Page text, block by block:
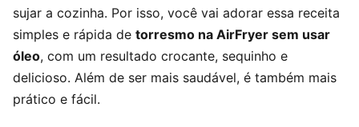
sujar a cozinha. Por isso, você vai adorar essa receita
simples e rápida de torresmo na AirFryer sem usar
óleo, com um resultado crocante, sequinho e
delicioso. Além de ser mais saudável, é também mais
prático e fácil.